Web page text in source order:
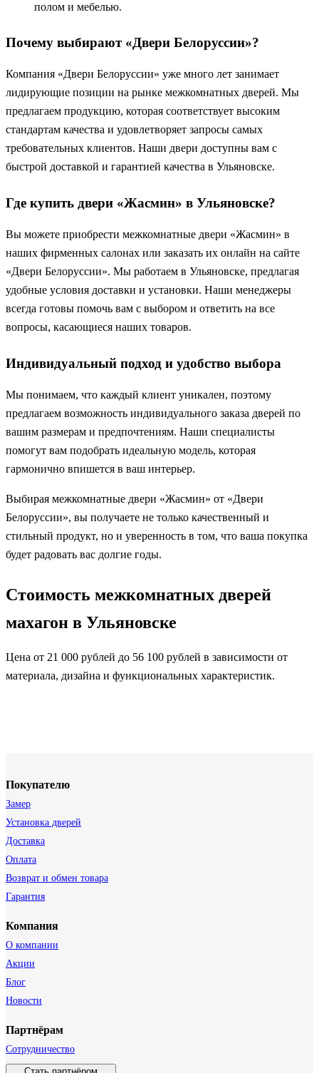
полом и мебелью.
Почему выбирают «Двери Белоруссии»?
Компания «Двери Белоруссии» уже много лет занимает
лидирующие позиции на рынке межкомнатных дверей. Мы
предлагаем продукцию, которая соответствует высоким
стандартам качества и удовлетворяет запросы самых
требовательных клиентов. Наши двери доступны вам с
быстрой доставкой и гарантией качества в Ульяновске.
Где купить двери «Жасмин» в Ульяновске?
Вы можете приобрести межкомнатные двери «Жасмин» в
наших фирменных салонах или заказать их онлайн на сайте
«Двери Белоруссии». Мы работаем в Ульяновске, предлагая
удобные условия доставки и установки. Наши менеджеры
всегда готовы помочь вам с выбором и ответить на все
вопросы, касающиеся наших товаров.
Индивидуальный подход и удобство выбора
Мы понимаем, что каждый клиент уникален, поэтому
предлагаем возможность индивидуального заказа дверей по
вашим размерам и предпочтениям. Наши специалисты
помогут вам подобрать идеальную модель, которая
гармонично впишется в ваш интерьер.
Выбирая межкомнатные двери «Жасмин» от «Двери
Белоруссии», вы получаете не только качественный и
стильный продукт, но и уверенность в том, что ваша покупка
будет радовать вас долгие годы.
Стоимость межкомнатных дверей
махагон в Ульяновске
Цена от 21 000 рублей до 56 100 рублей в зависимости от
материала, дизайна и функциональных характеристик.
Покупателю
Замер
Установка дверей
Доставка
Оплата
Возврат и обмен товара
Гарантия
Компания
О компании
Акции
Блог
Новости
Партнёрам
Сотрудничество